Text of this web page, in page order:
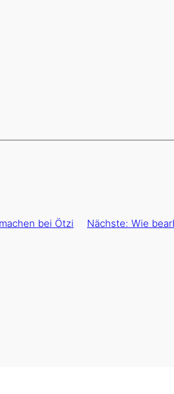
bei Ötzi Nächste: Wie